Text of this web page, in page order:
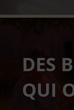
DES
QUI